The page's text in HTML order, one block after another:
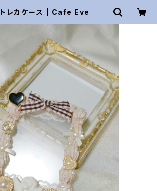
トレカケース | Cafe Eve